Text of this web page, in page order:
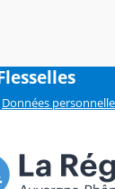
Données